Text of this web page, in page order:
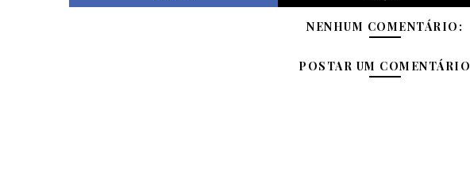
NENHUM COMENTÁRIO:
POSTAR UM COMENTÁRIO